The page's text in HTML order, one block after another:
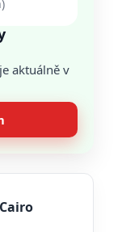
aktuálně v